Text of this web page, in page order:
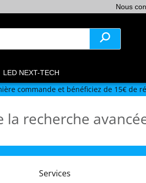
Nous
LED NEXT-TECH
commande et bénéficiez de 15€ de
la recherche
Services